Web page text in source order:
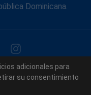
Dominicana.
de la República
reservados.
adicionales para
su consentimiento